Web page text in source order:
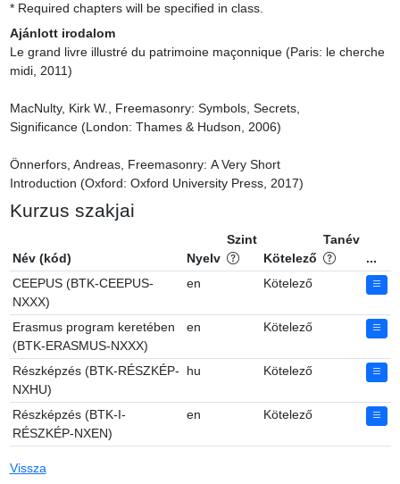
* Required chapters will be specified in class.
Ajánlott irodalom
Le grand livre illustré du patrimoine maçonnique (Paris: le cherche
midi, 2011)
MacNulty, Kirk W., Freemasonry: Symbols, Secrets,
Significance (London: Thames & Hudson, 2006)
Önnerfors, Andreas, Freemasonry: A Very Short
Introduction (Oxford: Oxford University Press, 2017)
Kurzus szakjai
Név (kód) Nyelv
Szint
Kötelező
Tanév
...
CEEPUS (BTK-CEEPUS-
NXXX)
en Kötelező
Erasmus program keretében
(BTK-ERASMUS-NXXX)
en Kötelező
Részképzés (BTK-RÉSZKÉP-
NXHU)
hu Kötelező
Részképzés (BTK-I-
RÉSZKÉP-NXEN)
en Kötelező
Vissza